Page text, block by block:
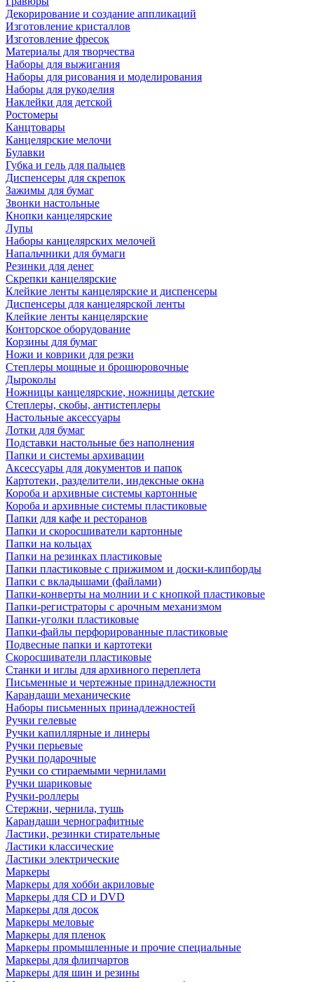
Декорирование и создание аппликаций
Изготовление кристаллов
Изготовление фресок
Материалы для творчества
Наборы для выжигания
Наборы для рисования и моделирования
Наборы для рукоделия
Наклейки для детской
Ростомеры
Канцтовары
Канцелярские мелочи
Булавки
Губка и гель для пальцев
Диспенсеры для скрепок
Зажимы для бумаг
Звонки настольные
Кнопки канцелярские
Лупы
Наборы канцелярских мелочей
Напальчники для бумаги
Резинки для денег
Скрепки канцелярские
Клейкие ленты канцелярские и диспенсеры
Диспенсеры для канцелярской ленты
Клейкие ленты канцелярские
Конторское оборудование
Корзины для бумаг
Ножи и коврики для резки
Степлеры мощные и брошюровочные
Дыроколы
Ножницы канцелярские, ножницы детские
Степлеры, скобы, антистеплеры
Настольные аксессуары
Лотки для бумаг
Подставки настольные без наполнения
Папки и системы архивации
Аксессуары для документов и папок
Картотеки, разделители, индексные окна
Короба и архивные системы картонные
Короба и архивные системы пластиковые
Папки для кафе и ресторанов
Папки и скоросшиватели картонные
Папки на кольцах
Папки на резинках пластиковые
Папки пластиковые с прижимом и доски-клипборды
Папки с вкладышами (файлами)
Папки-конверты на молнии и с кнопкой пластиковые
Папки-регистраторы с арочным механизмом
Папки-уголки пластиковые
Папки-файлы перфорированные пластиковые
Подвесные папки и картотеки
Скоросшиватели пластиковые
Станки и иглы для архивного переплета
Письменные и чертежные принадлежности
Карандаши механические
Наборы письменных принадлежностей
Ручки гелевые
Ручки капиллярные и линеры
Ручки перьевые
Ручки подарочные
Ручки со стираемыми чернилами
Ручки шариковые
Ручки-роллеры
Стержни, чернила, тушь
Карандаши чернографитные
Ластики, резинки стирательные
Ластики классические
Ластики электрические
Маркеры
Маркеры для хобби акриловые
Маркеры для CD и DVD
Маркеры для досок
Маркеры меловые
Маркеры для пленок
Маркеры промышленные и прочие специальные
Маркеры для флипчартов
Маркеры для шин и резины